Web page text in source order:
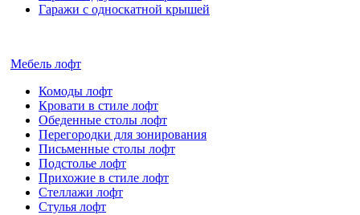
Гаражи с односкатной крышей
Мебель лофт
Комоды лофт
Кровати в стиле лофт
Обеденные столы лофт
Перегородки для зонирования
Письменные столы лофт
Подстолье лофт
Прихожие в стиле лофт
Стеллажи лофт
Стулья лофт